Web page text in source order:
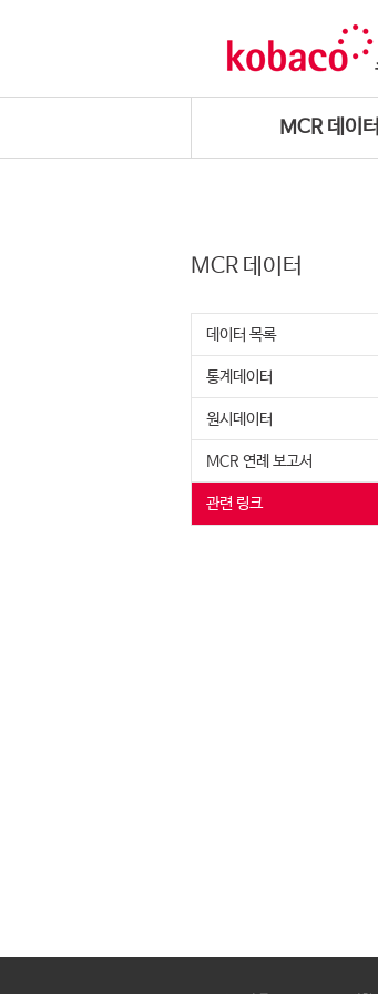
MCR 데이터
MCR 데이터
데이터 목록
통계데이터
원시데이터
MCR 연례 보고서
관련 링크